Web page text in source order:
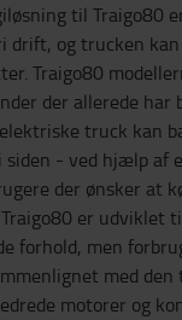
til Traigo80
drift, og trucken
Traigo80
der allerede har
truck kan
- ved hjælp af
der ønsker at
er udviklet
forhold, men
med den
motorer og